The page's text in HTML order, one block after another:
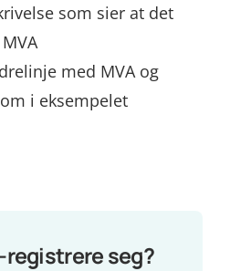
som sier at det
med MVA og
i eksempelet
registrere seg?